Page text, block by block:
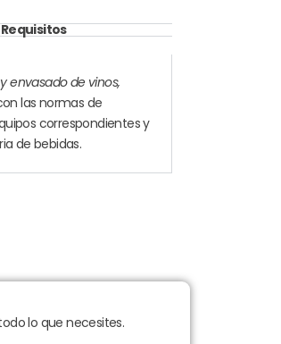
Requisitos
envasado de vinos,
las normas de
correspondientes y
de bebidas.
lo que necesites.